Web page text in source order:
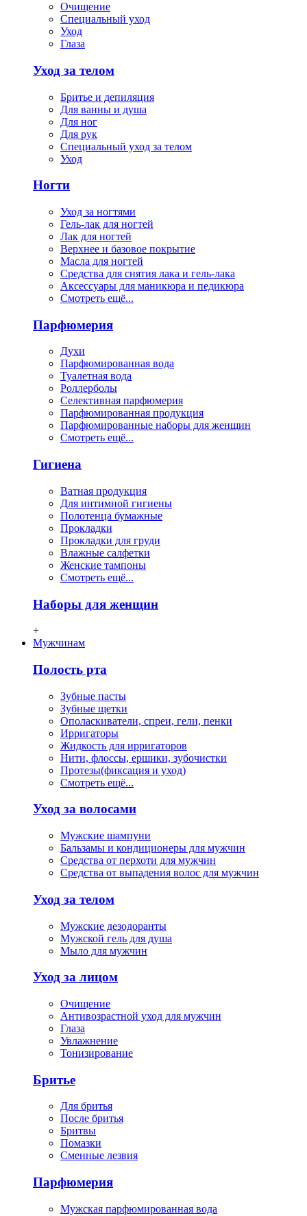
Очищение
Специальный уход
Уход
Глаза
Уход за телом
Бритье и депиляция
Для ванны и душа
Для ног
Для рук
Специальный уход за телом
Уход
Ногти
Уход за ногтями
Гель-лак для ногтей
Лак для ногтей
Верхнее и базовое покрытие
Масла для ногтей
Средства для снятия лака и гель-лака
Аксессуары для маникюра и педикюра
Смотреть ещё...
Парфюмерия
Духи
Парфюмированная вода
Туалетная вода
Роллерболы
Селективная парфюмерия
Парфюмированная продукция
Парфюмированные наборы для женщин
Смотреть ещё...
Гигиена
Ватная продукция
Для интимной гигиены
Полотенца бумажные
Прокладки
Прокладки для груди
Влажные салфетки
Женские тампоны
Смотреть ещё...
Наборы для женщин
+
Мужчинам
Полость рта
Зубные пасты
Зубные щетки
Ополаскиватели, спреи, гели, пенки
Ирригаторы
Жидкость для ирригаторов
Нити, флосcы, ершики, зубочистки
Протезы(фиксация и уход)
Смотреть ещё...
Уход за волосами
Мужские шампуни
Бальзамы и кондиционеры для мужчин
Средства от перхоти для мужчин
Средства от выпадения волос для мужчин
Уход за телом
Мужские дезодоранты
Мужской гель для душа
Мыло для мужчин
Уход за лицом
Очищение
Антивозрастной уход для мужчин
Глаза
Увлажнение
Тонизирование
Бритье
Для бритья
После бритья
Бритвы
Помазки
Сменные лезвия
Парфюмерия
Мужская парфюмированная вода